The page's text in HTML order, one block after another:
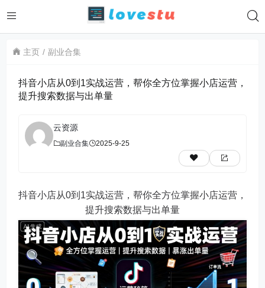
主页 副业合集
抖音小店从0到1实战运营，帮你全方位掌握小店运营，
提升搜索数据与出单量
云资源
副业合集 2025-9-25
抖音小店从0到1实战运营，帮你全方位掌握小店运营，
提升搜索数据与出单量